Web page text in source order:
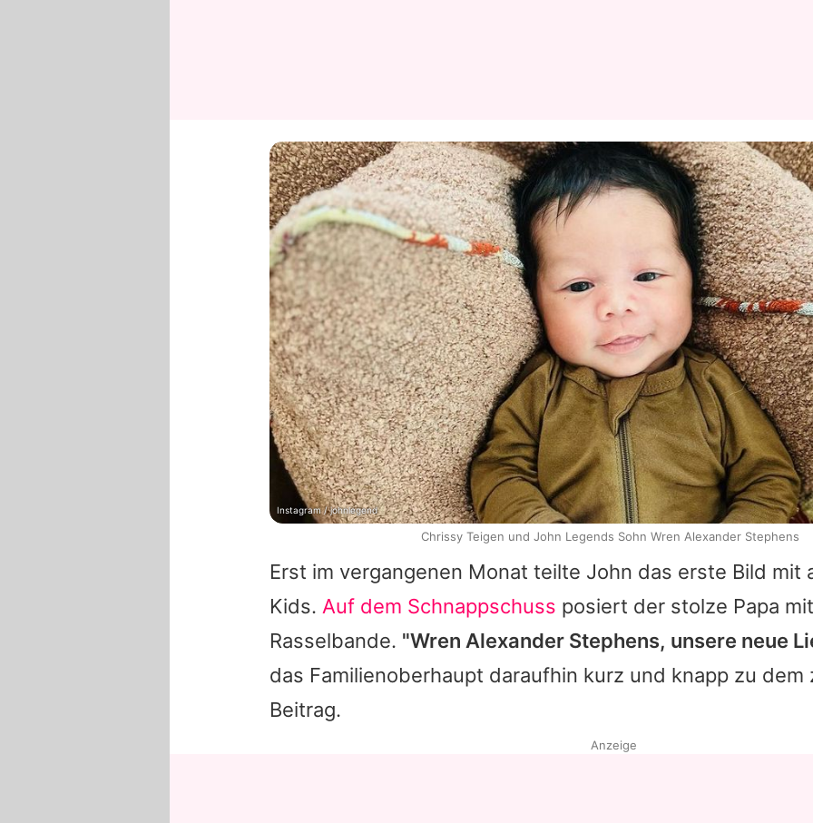
Erst im vergangenen Monat teilte John das erste Bild mit
Kids. Auf dem Schnappschuss posiert der stolze Papa
Rasselbande. "Wren Alexander Stephens, unsere neue
das Familienoberhaupt daraufhin kurz und knapp zu dem
Beitrag.
Instagram / johnlegend
Chrissy Teigen und John Legends Sohn Wren Alexander Stephens
Anzeige